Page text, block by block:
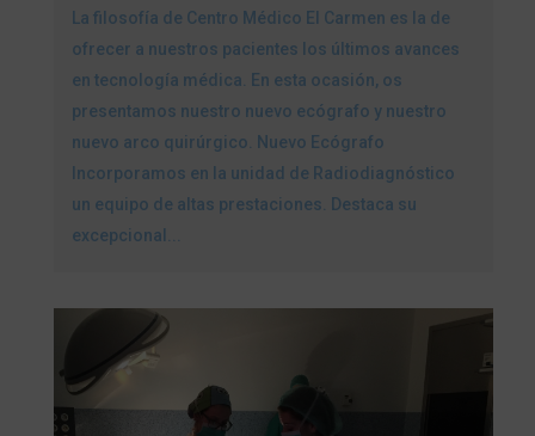
La filosofía de Centro Médico El Carmen es la de
ofrecer a nuestros pacientes los últimos avances
en tecnología médica. En esta ocasión, os
presentamos nuestro nuevo ecógrafo y nuestro
nuevo arco quirúrgico. Nuevo Ecógrafo
Incorporamos en la unidad de Radiodiagnóstico
un equipo de altas prestaciones. Destaca su
excepcional...